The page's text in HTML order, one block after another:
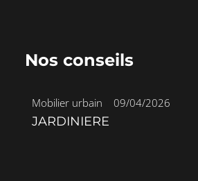
Nos conseils
Mobilier urbain 09/04/2026
JARDINIERE